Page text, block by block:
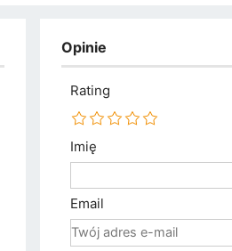
Opinie
Rating
Imię
Email